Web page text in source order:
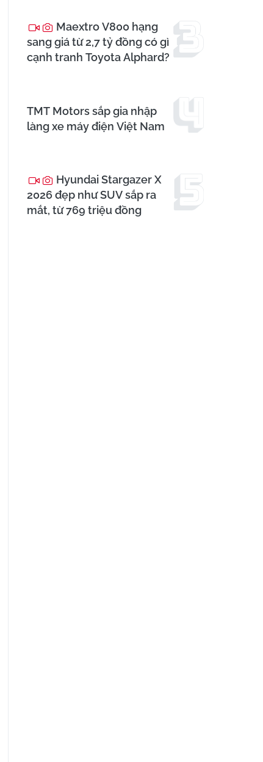
Maextro V800 hạng
sang giá từ 2,7 tỷ đồng có gì
cạnh tranh Toyota Alphard?
TMT Motors sắp gia nhập
làng xe máy điện Việt Nam
Hyundai Stargazer X
2026 đẹp như SUV sắp ra
mắt, từ 769 triệu đồng